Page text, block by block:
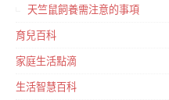
天竺鼠飼養需注意的事項
育兒百科
家庭生活點滴
生活智慧百科